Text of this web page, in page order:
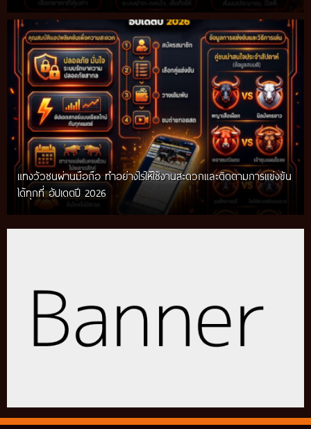
แทงวัวชนผ่านมือถือ ทำอย่างไรให้ใช้งานสะดวกและติดตามการแข่งขัน
ได้ทุกที่ อัปเดตปี 2026